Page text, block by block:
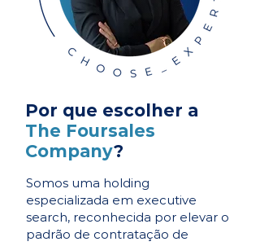
Por que escolher a
The Foursales
Company?
Somos uma holding
especializada em executive
search, reconhecida por elevar o
padrão de contratação de